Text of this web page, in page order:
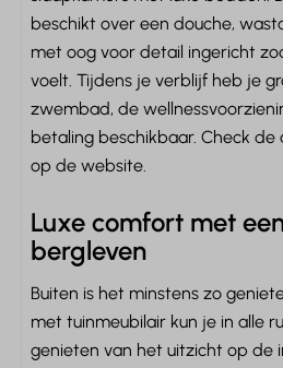
Douche
Wastafel: 1
Handdoeken
Toilet
Verwarming &
Vloerverwarming
Airconditioning
Buiten
Terras: Niet overdekt
beschikt over een douche,
met oog voor detail ingericht
voelt. Tijdens je verblijf heb je
zwembad, de
betaling beschikbaar. Check
op de website.
Luxe comfort met
bergleven
Buiten is het minstens zo
met tuinmeubilair kun je in alle
genieten van het uitzicht op de